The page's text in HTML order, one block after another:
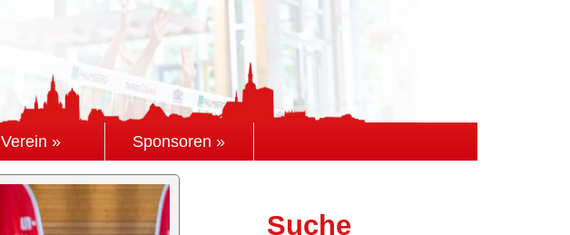
Verein » Sponsoren »
Suche